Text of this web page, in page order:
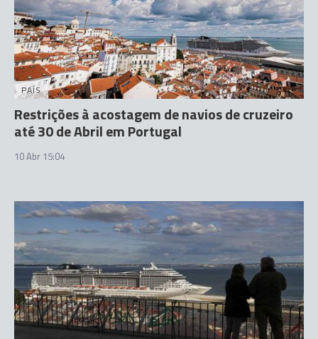
PAÍS
Restrições à acostagem de navios de cruzeiro
até 30 de Abril em Portugal
10 Abr 15:04